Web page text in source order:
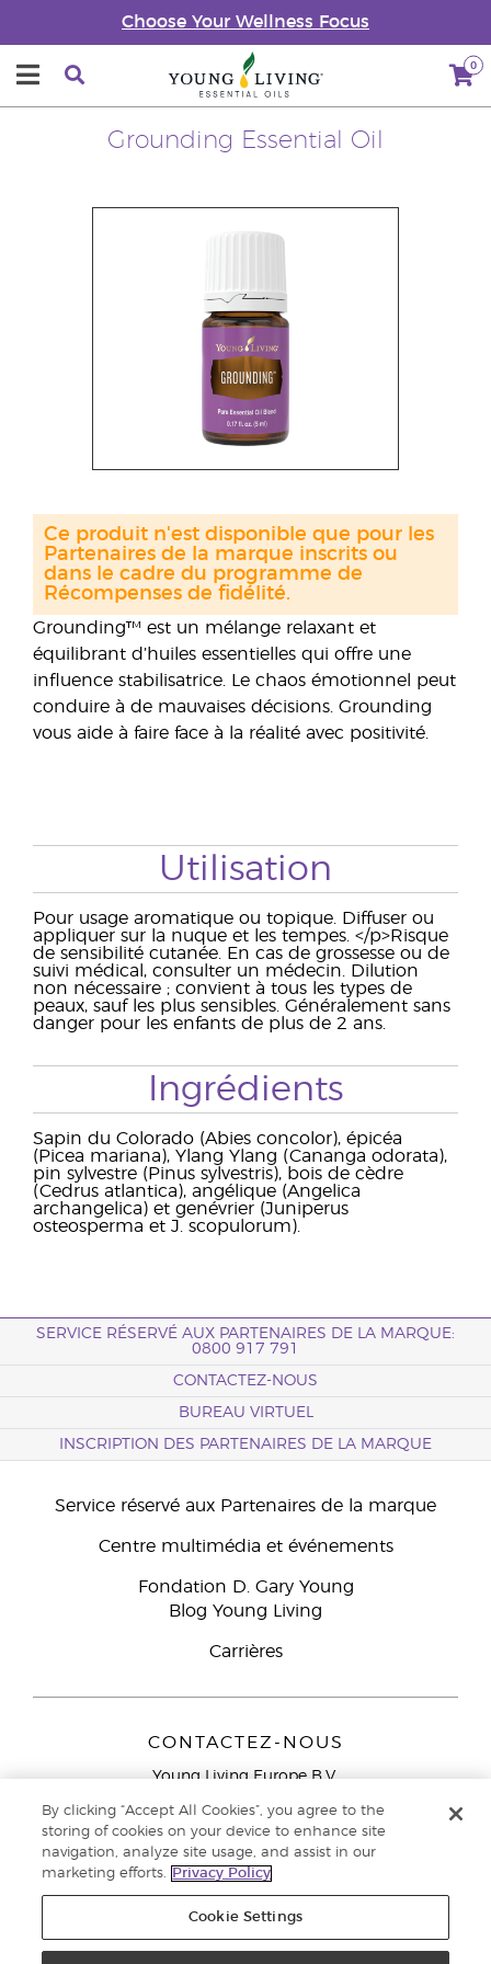
Choose Your Wellness Focus
0
Grounding Essential Oil
Grounding™ est un mélange relaxant et
équilibrant d’huiles essentielles qui offre une
influence stabilisatrice. Le chaos émotionnel peut
conduire à de mauvaises décisions. Grounding
vous aide à faire face à la réalité avec positivité.
Ce produit n'est disponible que pour les
Partenaires de la marque inscrits ou
dans le cadre du programme de
Récompenses de fidélité.
Utilisation
Pour usage aromatique ou topique. Diffuser ou
appliquer sur la nuque et les tempes. </p>Risque
de sensibilité cutanée. En cas de grossesse ou de
suivi médical, consulter un médecin. Dilution
non nécessaire ; convient à tous les types de
peaux, sauf les plus sensibles. Généralement sans
danger pour les enfants de plus de 2 ans.
Ingrédients
Sapin du Colorado (Abies concolor), épicéa
(Picea mariana), Ylang Ylang (Cananga odorata),
pin sylvestre (Pinus sylvestris), bois de cèdre
(Cedrus atlantica), angélique (Angelica
archangelica) et genévrier (Juniperus
osteosperma et J. scopulorum).
SERVICE RÉSERVÉ AUX PARTENAIRES DE LA MARQUE:
0800 917 791
CONTACTEZ-NOUS
BUREAU VIRTUEL
INSCRIPTION DES PARTENAIRES DE LA MARQUE
Service réservé aux Partenaires de la marque
Centre multimédia et événements
Fondation D. Gary Young
Blog Young Living
Carrières
CONTACTEZ-NOUS
Young Living Europe B.V.
9727 AJ Groningen
Service réservé aux Partenaires de la marque
791
By clicking “Accept All Cookies”, you agree to the
storing of cookies on your device to enhance site
navigation, analyze site usage, and assist in our
marketing efforts.
Privacy Policy
Cookie Settings